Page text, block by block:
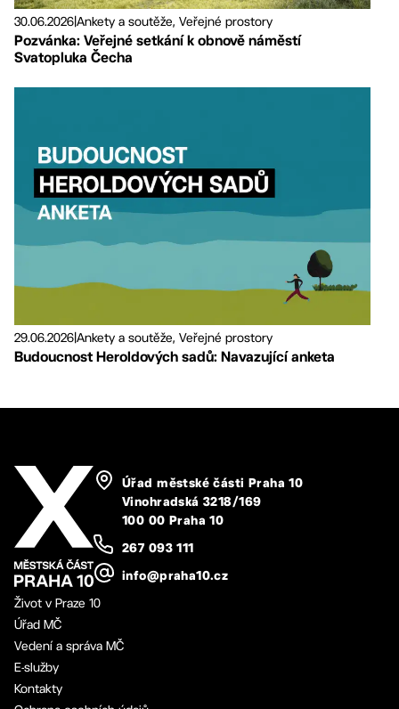
30.06.2026Ankety a soutěže, Veřejné prostory
Pozvánka: Veřejné setkání k obnově náměstí
Svatopluka Čecha
29.06.2026Ankety a soutěže, Veřejné prostory
Budoucnost Heroldových sadů: Navazující anketa
Úřad městské části Praha 10
Vinohradská 3218/169
100 00 Praha 10
267 093 111
info@praha10.cz
Život v Praze 10
Úřad MČ
Vedení a správa MČ
E-služby
Kontakty